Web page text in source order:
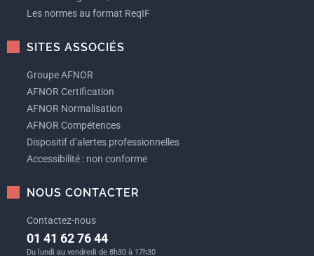
Les normes au format ReqIF
SITES ASSOCIÉS
Groupe AFNOR
AFNOR Certification
AFNOR Normalisation
AFNOR Compétences
Dispositif d’alertes professionnelles
Accessibilité : non conforme
NOUS CONTACTER
Contactez-nous
01 41 62 76 44
Du lundi au vendredi de 8h30 à 17h30